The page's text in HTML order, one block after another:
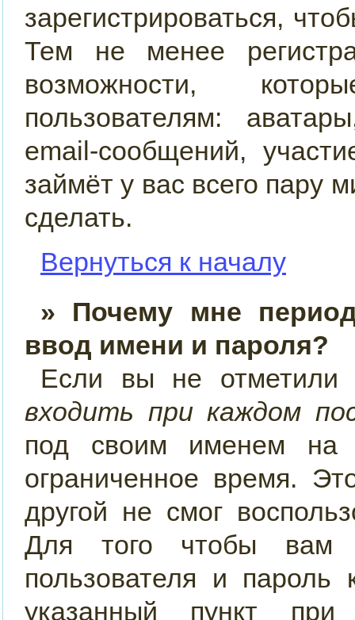
зарегистрироваться,
Тем не менее
возможности,
пользователям:
email-сообщений,
займёт у вас всего пару
сделать.
Вернуться к началу
» Почему мне
ввод имени и пароля?
Если вы не
входить при каждом
под своим именем на
ограниченное время.
другой не смог
Для того чтобы вам
пользователя и
указанный пункт